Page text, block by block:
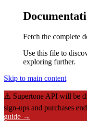
Fetch the complete
Use this file to
exploring further.
Skip to main content
⚠️ Supertone API will be
sign-ups and purchases
guide →